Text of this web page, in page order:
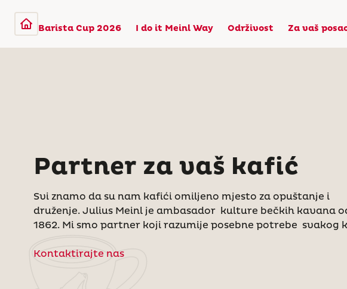
Barista Cup 2026 I do it Meinl Way Održivost Za vaš
Partner za vaš kafić
Svi znamo da su nam kafići omiljeno mjesto za opuštanje i
druženje. Julius Meinl je ambasador kulture bečkih kavana
1862. Mi smo partner koji razumije posebne potrebe svakog
Kontaktirajte nas